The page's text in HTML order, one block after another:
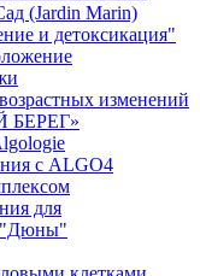
(Jardin Marin)
и детоксикация"
изменений
БЕРЕГ»
с ALGO4
для
"Дюны"